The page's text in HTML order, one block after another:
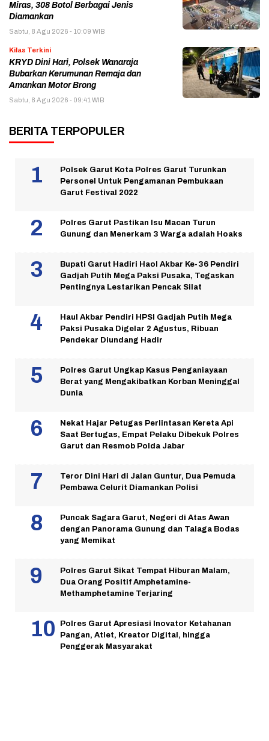
Miras, 308 Botol Berbagai Jenis
Diamankan
Sabtu, 8 Agu 2026 - 10:09 WIB
Kilas Terkini
KRYD Dini Hari, Polsek Wanaraja
Bubarkan Kerumunan Remaja dan
Amankan Motor Brong
Sabtu, 8 Agu 2026 - 09:41 WIB
BERITA TERPOPULER
Polsek Garut Kota Polres Garut Turunkan
Personel Untuk Pengamanan Pembukaan
Garut Festival 2022
Polres Garut Pastikan Isu Macan Turun
Gunung dan Menerkam 3 Warga adalah Hoaks
Bupati Garut Hadiri Haol Akbar Ke-36 Pendiri
Gadjah Putih Mega Paksi Pusaka, Tegaskan
Pentingnya Lestarikan Pencak Silat
Haul Akbar Pendiri HPSI Gadjah Putih Mega
Paksi Pusaka Digelar 2 Agustus, Ribuan
Pendekar Diundang Hadir
Polres Garut Ungkap Kasus Penganiayaan
Berat yang Mengakibatkan Korban Meninggal
Dunia
Nekat Hajar Petugas Perlintasan Kereta Api
Saat Bertugas, Empat Pelaku Dibekuk Polres
Garut dan Resmob Polda Jabar
Teror Dini Hari di Jalan Guntur, Dua Pemuda
Pembawa Celurit Diamankan Polisi
Puncak Sagara Garut, Negeri di Atas Awan
dengan Panorama Gunung dan Talaga Bodas
yang Memikat
Polres Garut Sikat Tempat Hiburan Malam,
Dua Orang Positif Amphetamine-
Methamphetamine Terjaring
Polres Garut Apresiasi Inovator Ketahanan
Pangan, Atlet, Kreator Digital, hingga
Penggerak Masyarakat